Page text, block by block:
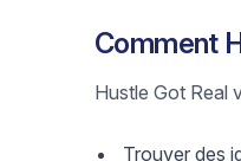
Comment
Hustle Got Real
Trouver des